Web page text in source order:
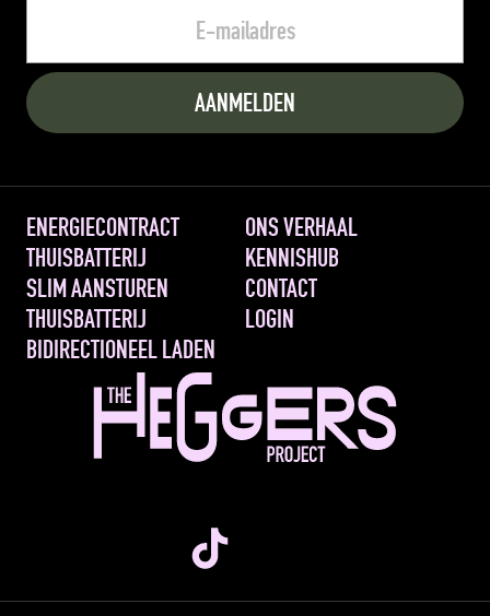
ENERGIECONTRACT
THUISBATTERIJ
SLIM AANSTUREN
THUISBATTERIJ
BIDIRECTIONEEL LADEN
ONS VERHAAL
KENNISHUB
CONTACT
LOGIN